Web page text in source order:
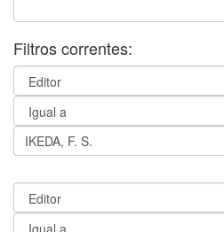
Filtros correntes: